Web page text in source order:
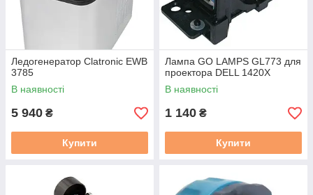
Ледогенератор Clatronic EWB
3785
В наявності
5 940 ₴
Купити
Лампа GO LAMPS GL773 для
проектора DELL 1420X
В наявності
1 140 ₴
Купити